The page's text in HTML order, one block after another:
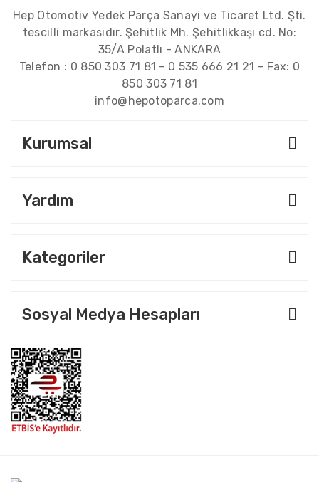
Hep Otomotiv Yedek Parça Sanayi ve Ticaret Ltd. Şti.
tescilli markasıdır. Şehitlik Mh. Şehitlikkaşı cd. No:
35/A Polatlı - ANKARA
Telefon : 0 850 303 71 81 - 0 535 666 21 21 - Fax: 0
850 303 71 81
info@hepotoparca.com
Kurumsal
Yardım
Kategoriler
Sosyal Medya Hesapları